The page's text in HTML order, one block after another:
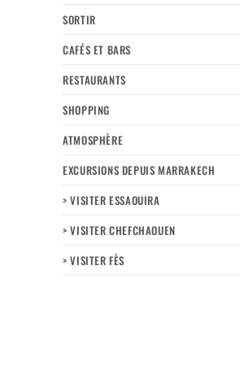
SORTIR
CAFÉS ET BARS
RESTAURANTS
SHOPPING
ATMOSPHÈRE
EXCURSIONS DEPUIS MARRAKECH
> VISITER ESSAOUIRA
> VISITER CHEFCHAOUEN
> VISITER FÈS